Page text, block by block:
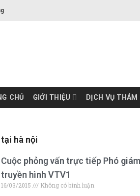
CHỦ GIỚI THIỆU DỊCH VỤ
hà nội
Cuộc phỏng vấn trực tiếp Phó
truyền hình VTV1
16/03/2015
Không có bình luận